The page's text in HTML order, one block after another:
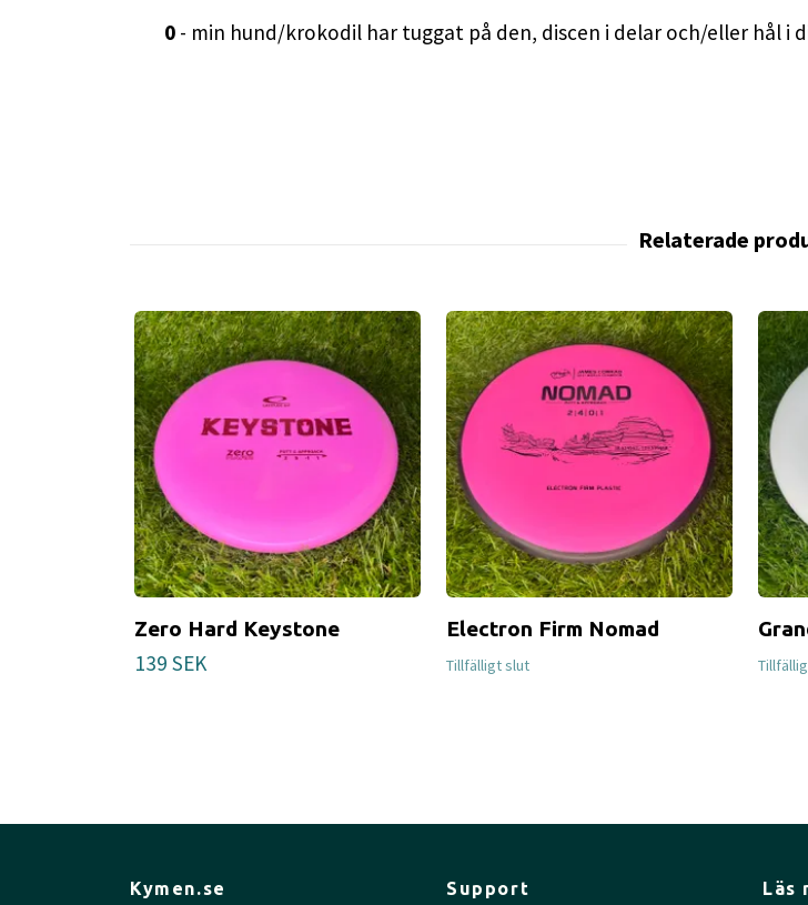
0 - min hund/krokodil har tuggat på den, discen i delar och/eller hål i
Zero Hard Keystone
139 SEK
Electron Firm Nomad
Tillfälligt slut
Kymen.se Support Läs